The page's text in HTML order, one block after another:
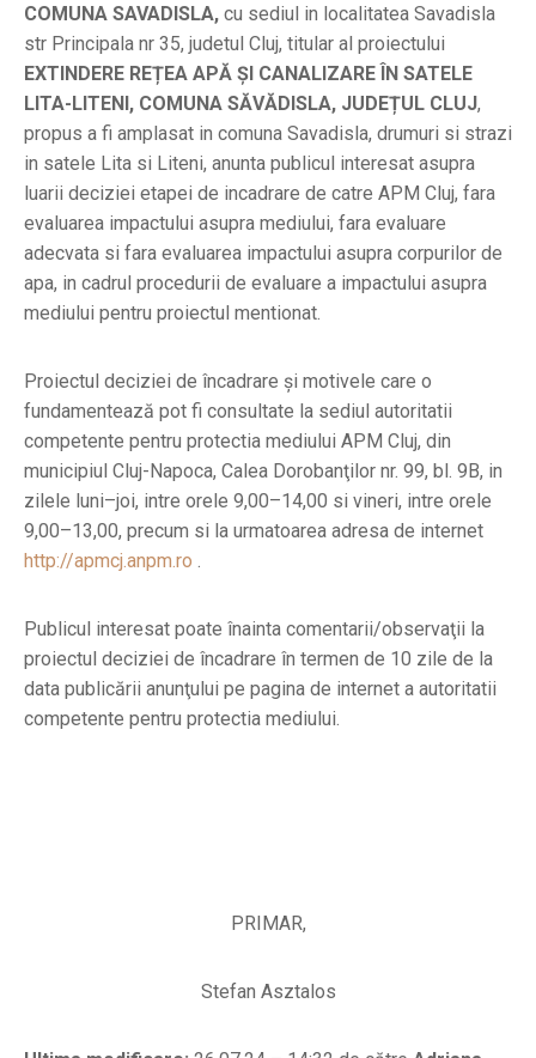
COMUNA SAVADISLA, cu sediul in localitatea Savadisla
str Principala nr 35, judetul Cluj, titular al proiectului
EXTINDERE REȚEA APĂ ȘI CANALIZARE ÎN SATELE
LITA-LITENI, COMUNA SĂVĂDISLA, JUDEȚUL CLUJ,
propus a fi amplasat in comuna Savadisla, drumuri si strazi
in satele Lita si Liteni, anunta publicul interesat asupra
luarii deciziei etapei de incadrare de catre APM Cluj, fara
evaluarea impactului asupra mediului, fara evaluare
adecvata si fara evaluarea impactului asupra corpurilor de
apa, in cadrul procedurii de evaluare a impactului asupra
mediului pentru proiectul mentionat.
Proiectul deciziei de încadrare şi motivele care o
fundamentează pot fi consultate la sediul autoritatii
competente pentru protectia mediului APM Cluj, din
municipiul Cluj-Napoca, Calea Dorobanţilor nr. 99, bl. 9B, in
zilele luni–joi, intre orele 9,00–14,00 si vineri, intre orele
9,00–13,00, precum si la urmatoarea adresa de internet
http://apmcj.anpm.ro .
Publicul interesat poate înainta comentarii/observaţii la
proiectul deciziei de încadrare în termen de 10 zile de la
data publicării anunţului pe pagina de internet a autoritatii
competente pentru protectia mediului.
PRIMAR,
Stefan Asztalos